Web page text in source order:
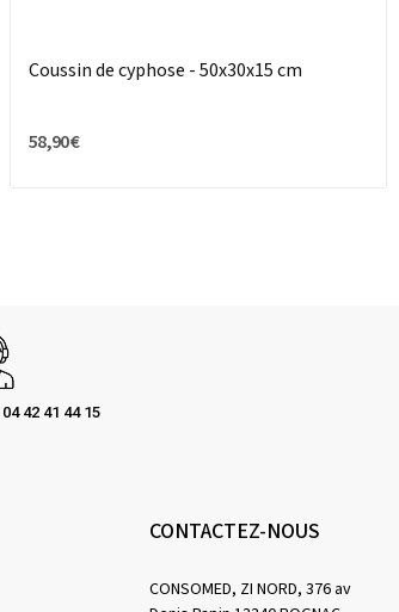
Coussin de cyphose - 50x30x15 cm
58,90 €
42 41 44 15
CONTACTEZ-NOUS
CONSOMED, ZI NORD, 376 av